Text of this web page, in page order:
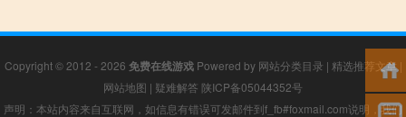
Copyright © 2012 - 2026 免费在线游戏Powered by 网站分类目录 | 精选推荐文章|
网站地图 | 疑难解答 陕ICP备05044352号
声明：本站内容来自互联网，如信息有错误可发邮件到f_fb#foxmail.com说明，我们